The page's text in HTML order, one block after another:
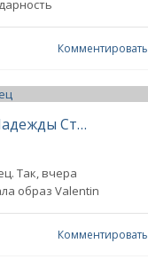
Комментировать
В сети сравнили одинаковые образы Ксении Чилингаровой и Надежды Стрелец
Так, вчера
образ Valentin
Комментировать